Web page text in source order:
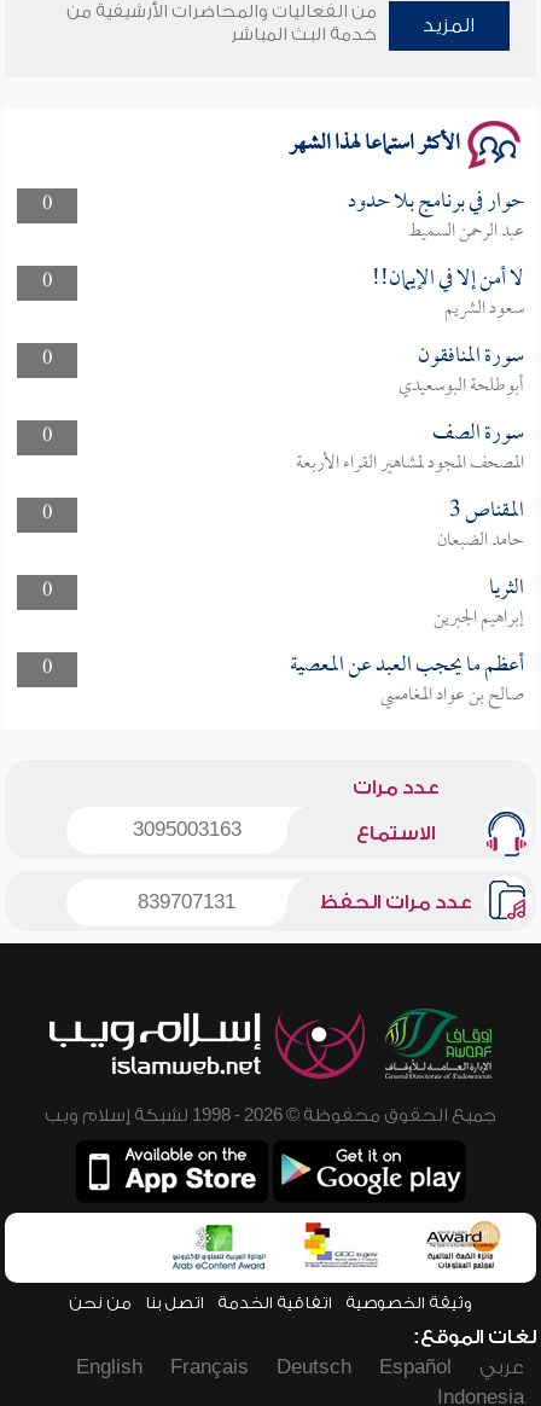
وأمنهم من خوف 9
المزيد
من الفعاليات والمحاضرات الأرشيفية من
خدمة البث المباشر
الأكثر استماعا لهذا الشهر
0 حوار في برنامج بلا حدود
عبد الرحمن السميط
0
لا أمن إلا في الإيمان!!
سعود الشريم
0
سورة المنافقون
أبوطلحة البوسعيدي
0
سورة الصف
المصحف المجود لمشاهير القراء الأربعة
0
المقناص 3
حامد الضبعان
0
الثريا
إبراهيم الجبرين
0
أعظم ما يحجب العبد عن المعصية
صالح بن عواد المغامسي
عدد مرات
الاستماع 3095003163
عدد مرات الحفظ 839707131
جميع الحقوق محفوظة © 2026 - 1998 لشبكة إسلام ويب
وثيقة الخصوصية اتفاقية الخدمة اتصل بنا من نحن
لغات الموقع:
عربي
Español
Deutsch
Français
English
Indonesia